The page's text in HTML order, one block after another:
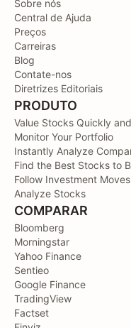
Sobre nós
Central de Ajuda
Preços
Carreiras
Blog
Contate-nos
Diretrizes Editoriais
PRODUTO
Value Stocks Quickly
Monitor Your Portfolio
Instantly Analyze
Find the Best Stocks to
Follow Investment
Analyze Stocks
COMPARAR
Bloomberg
Morningstar
Yahoo Finance
Sentieo
Google Finance
TradingView
Factset